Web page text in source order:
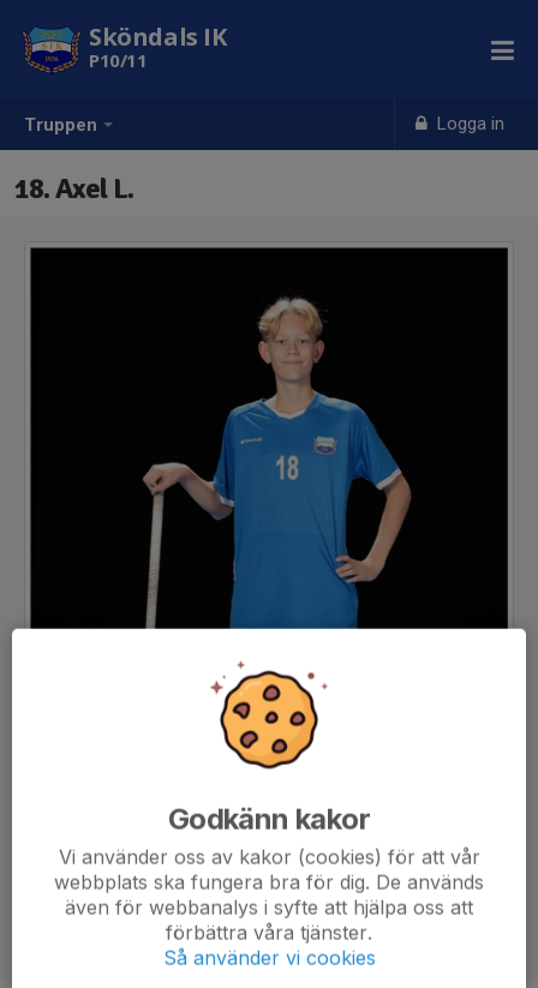
Truppen Logga in
Sköndals IK
P10/11
18. Axel L.
Godkänn kakor
Vi använder oss av kakor (cookies) för att vår
webbplats ska fungera bra för dig. De används
även för webbanalys i syfte att hjälpa oss att
förbättra våra tjänster.
Så använder vi cookies